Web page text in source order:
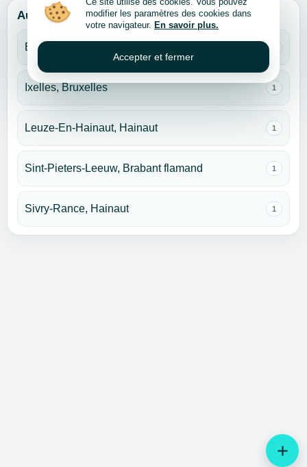
add
Autres villes pour cette rubrique
Bruxelles
Ixelles, Bruxelles 1
Leuze-En-Hainaut, Hainaut 1
Sint-Pieters-Leeuw, Brabant flamand 1
Sivry-Rance, Hainaut 1
modifier les paramètres des cookies dans
votre navigateur. En savoir plus.
Accepter et fermer